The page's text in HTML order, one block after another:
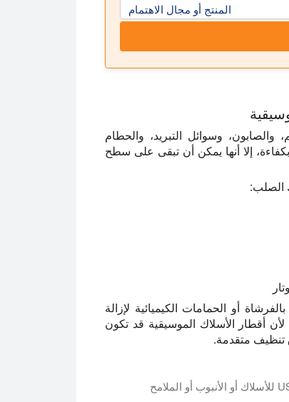
المنتج أو مجال الاهتمام
وسوائل التبريد، والحطام
إلا أنها يمكن أن تبقى على سطح
الصلب:
أو الحمامات الكيميائية لإزالة
أقطار الأسلاك الموسيقية قد تكون
تنظيف متقدمة.